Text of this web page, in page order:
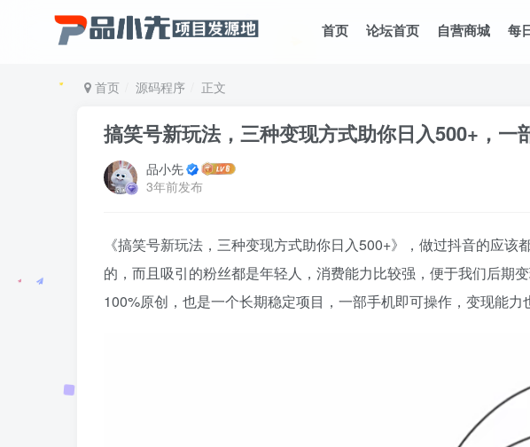
首页 论坛首页 自营商城 每
首页 源码程序 正文
搞笑号新玩法，三种变现方式助你日入500+，一
品小先
3年前发布
《搞笑号新玩法，三种变现方式助你日入500+》，做过抖音的应
的，而且吸引的粉丝都是年轻人，消费能力比较强，便于我们后期
100%原创，也是一个长期稳定项目，一部手机即可操作，变现能力